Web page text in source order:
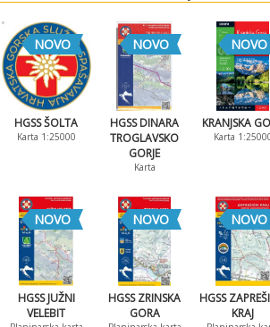
NOVO
HGSS ŠOLTA
Karta 1:25000
NOVO
HGSS DINARA
TROGLAVSKO
GORJE
Karta
NOVO
KRANJSKA
Karta
NOVO
HGSS JUŽNI
VELEBIT
NOVO
HGSS ZRINSKA
GORA
NOVO
HGSS
KRAJ